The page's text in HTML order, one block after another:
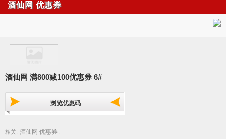
酒仙网 优惠券
酒仙网 满800减100优惠券 6#
浏览优惠码
相关: 酒仙网 优惠券